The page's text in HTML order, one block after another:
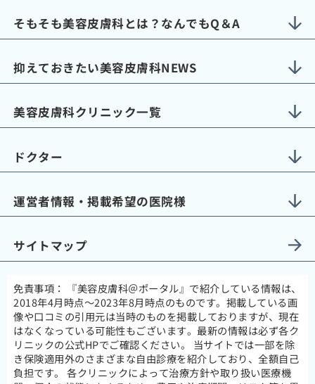
そもそも美容皮膚科とは？なんでもQ＆A
抑えておきたい美容皮膚科NEWS
美容皮膚科クリニック一覧
ドクター
運営者情報・掲載希望の医院様
サイトマップ
免責事項：
『美容皮膚科＠ポータル』で紹介している情報は、
2018年4月時点～2023年8月時点のものです。掲載している画
像や口コミの引用元は当時のものを掲載しておりますが、現在
はなくなっている可能性もございます。最新の情報は必ず各ク
リニックの公式HPでご確認ください。 当サイトでは一部を除
き保険適用外のさまざまな自由診療を紹介しており、全額自己
負担です。 各クリニックによって治療方針や取り扱い医療機